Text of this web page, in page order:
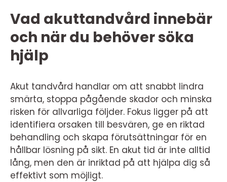
Vad akuttandvård innebär
och när du behöver söka
hjälp
Akut tandvård handlar om att snabbt lindra
smärta, stoppa pågående skador och minska
risken för allvarliga följder. Fokus ligger på att
identifiera orsaken till besvären, ge en riktad
behandling och skapa förutsättningar för en
hållbar lösning på sikt. En akut tid är inte alltid
lång, men den är inriktad på att hjälpa dig så
effektivt som möjligt.